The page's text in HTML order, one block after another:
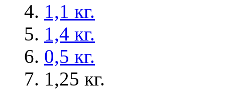
1,1 кг.
1,4 кг.
0,5 кг.
1,25 кг.